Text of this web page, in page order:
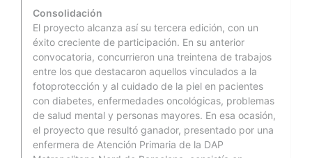
Consolidación
El proyecto alcanza así su tercera edición, con un
éxito creciente de participación. En su anterior
convocatoria, concurrieron una treintena de trabajos
entre los que destacaron aquellos vinculados a la
fotoprotección y al cuidado de la piel en pacientes
con diabetes, enfermedades oncológicas, problemas
de salud mental y personas mayores. En esa ocasión,
el proyecto que resultó ganador, presentado por una
enfermera de Atención Primaria de la DAP